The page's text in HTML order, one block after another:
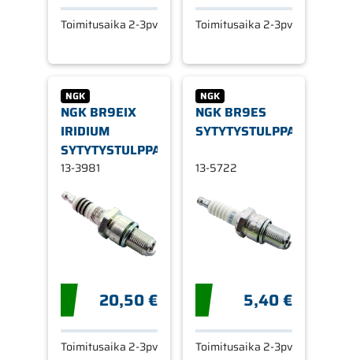
Toimitusaika 2-3pv Toimitusaika 2-3pv
NGK
NGK BR9EIX
IRIDIUM
SYTYTYSTULPPA
13-3981
20,50 €
Toimitusaika 2-3pv
NGK
NGK BR9ES
SYTYTYSTULPPA
13-5722
5,40 €
Toimitusaika 2-3pv